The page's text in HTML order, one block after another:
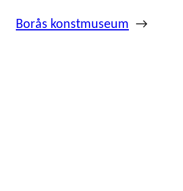
Borås konstmuseum →